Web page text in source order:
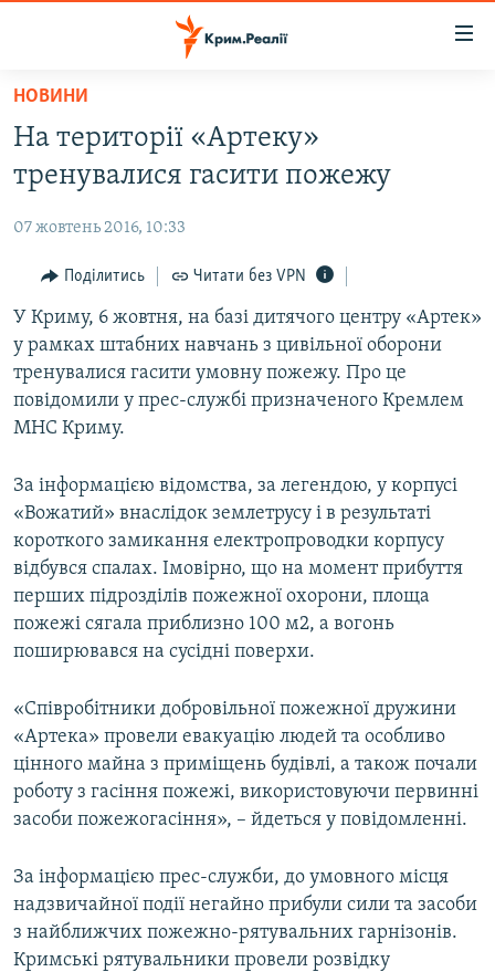
Перейти
основного
матеріалу
Перейти
до
навігації
Перейти
до
пошуку
ВОДА.КРИМ
ВІДЕО ТА ФОТО
ПОЛІТИКА
БЛОГИ
ПОГЛЯД
ІНТЕРВ'Ю
ВСЕ ЗА ДЕНЬ
СПЕЦПРОЕКТИ
ДЕПОРТАЦІЯ
ВІДЕОУРОКИ «ELIFBE»
СВІДЧЕННЯ ОКУПАЦІЇ
УКРАЇНСЬКА ПРОБЛЕМА КРИМУ
ЯК ОБІЙТИ БЛОКУВАННЯ
Русский
Qırımtatar
ДОЛУЧАЙСЯ!
Усі сайти RFE/RL
НОВИНИ
На території «Артеку»
тренувалися гасити пожежу
07 жовтень 2016, 10:33
Поділитись Читати без VPN
У Криму, 6 жовтня, на базі дитячого центру «Артек»
у рамках штабних навчань з цивільної оборони
тренувалися гасити умовну пожежу. Про це
повідомили у прес-службі призначеного Кремлем
МНС Криму.
За інформацією відомства, за легендою, у корпусі
«Вожатий» внаслідок землетрусу і в результаті
короткого замикання електропроводки корпусу
відбувся спалах. Імовірно, що на момент прибуття
перших підрозділів пожежної охорони, площа
пожежі сягала приблизно 100 м2, а вогонь
поширювався на сусідні поверхи.
«Співробітники добровільної пожежної дружини
«Артека» провели евакуацію людей та особливо
цінного майна з приміщень будівлі, а також почали
роботу з гасіння пожежі, використовуючи первинні
засоби пожежогасіння», – йдеться у повідомленні.
За інформацією прес-служби, до умовного місця
надзвичайної події негайно прибули сили та засоби
з найближчих пожежно-рятувальних гарнізонів.
Кримські рятувальники провели розвідку